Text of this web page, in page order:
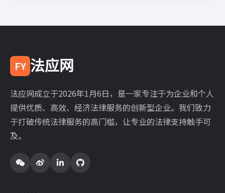
FY 法应网
法应网成立于2026年1月6日，是一家专注于为企业和个人
提供优质、高效、经济法律服务的创新型企业。我们致力
于打破传统法律服务的高门槛，让专业的法律支持触手可
及。